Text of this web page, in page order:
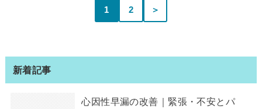
1 2 ＞
新着記事
心因性早漏の改善｜緊張・不安とパ